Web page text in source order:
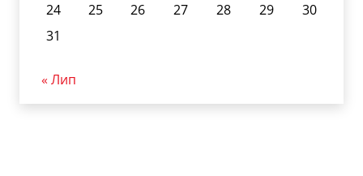
24
25 26 27 28 29
30
31
« Лип